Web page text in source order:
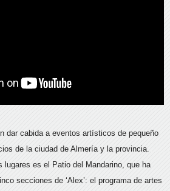
dar cabida a eventos artísticos de pequeño
de la ciudad de Almería y la provincia.
lugares es el Patio del Mandarino, que ha
secciones de ‘Alex’: el programa de artes